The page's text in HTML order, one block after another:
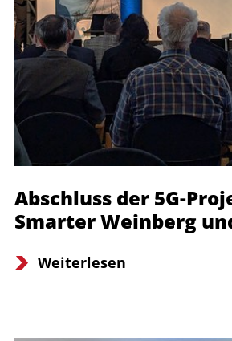
Abschluss der 5G-
Smarter Weinberg
Weiterlesen